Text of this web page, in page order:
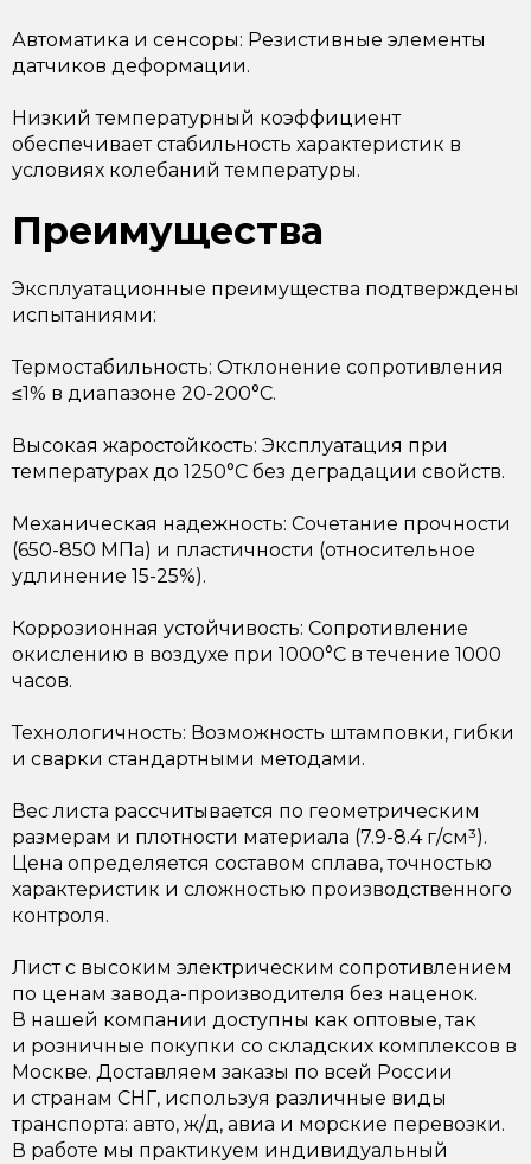
Автоматика и сенсоры: Резистивные элементы
датчиков деформации.
Низкий температурный коэффициент
обеспечивает стабильность характеристик в
условиях колебаний температуры.
Преимущества
Эксплуатационные преимущества подтверждены
испытаниями:
Термостабильность: Отклонение сопротивления
≤1% в диапазоне 20-200°C.
Высокая жаростойкость: Эксплуатация при
температурах до 1250°C без деградации свойств.
Механическая надежность: Сочетание прочности
(650-850 МПа) и пластичности (относительное
удлинение 15-25%).
Коррозионная устойчивость: Сопротивление
окислению в воздухе при 1000°C в течение 1000
часов.
Технологичность: Возможность штамповки, гибки
и сварки стандартными методами.
Вес листа рассчитывается по геометрическим
размерам и плотности материала (7.9-8.4 г/см³).
Цена определяется составом сплава, точностью
характеристик и сложностью производственного
контроля.
Лист с высоким электрическим сопротивлением
по ценам завода-производителя без наценок.
В нашей компании доступны как оптовые, так
и розничные покупки со складских комплексов в
Москве. Доставляем заказы по всей России
и странам СНГ, используя различные виды
транспорта: авто, ж/д, авиа и морские перевозки.
В работе мы практикуем индивидуальный